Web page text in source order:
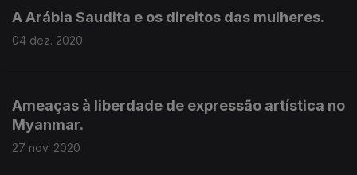
A Arábia Saudita e os direitos das mulheres.
04 dez. 2020
Ameaças à liberdade de expressão artística no
Myanmar.
27 nov. 2020